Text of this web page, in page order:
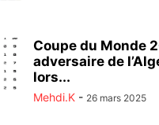
Coupe du Monde
adversaire de
lors...
Mehdi.K - 26 mars 2025